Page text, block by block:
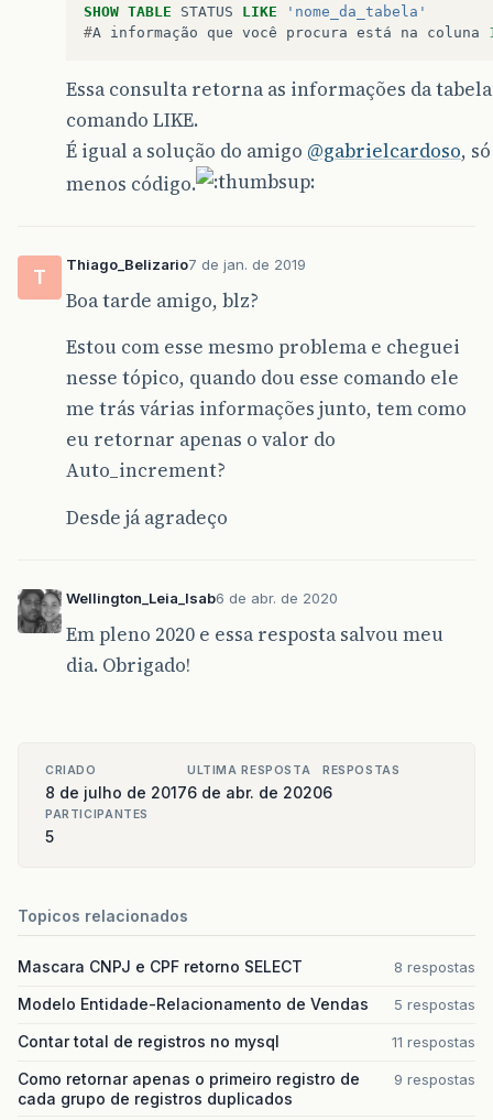
SHOW TABLE STATUS LIKE
'nome_da_tabela'
#A informação que você procura está na coluna
Essa consulta retorna as informações da
comando LIKE.
É igual a solução do amigo @gabrielcardoso,
menos código.
T
Thiago_Belizario7 de jan. de 2019
Boa tarde amigo, blz?
Estou com esse mesmo problema e cheguei
nesse tópico, quando dou esse comando ele
me trás várias informações junto, tem como
eu retornar apenas o valor do
Auto_increment?
Desde já agradeço
Wellington_Leia_Isab6 de abr. de 2020
Em pleno 2020 e essa resposta salvou meu
dia. Obrigado!
CRIADO
8 de julho de 2017
ULTIMA RESPOSTA
6 de abr. de 2020
RESPOSTAS
6
PARTICIPANTES
5
Topicos relacionados
Mascara CNPJ e CPF retorno SELECT 8 respostas
Modelo Entidade-Relacionamento de Vendas 5 respostas
Contar total de registros no mysql 11 respostas
Como retornar apenas o primeiro registro de
cada grupo de registros duplicados
9 respostas